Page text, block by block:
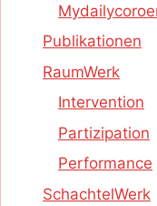
Publikationen
RaumWerk
Intervention
Partizipation
Performance
SchachtelWerk